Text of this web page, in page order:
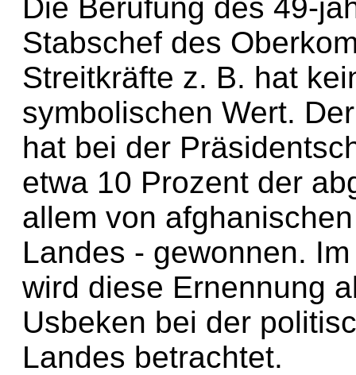
Die Berufung des 49-
Stabschef des
Streitkräfte z. B. hat
symbolischen Wert.
hat bei der
etwa 10 Prozent der
allem von
Landes - gewonnen.
wird diese Ernennung
Usbeken bei der
Landes betrachtet.